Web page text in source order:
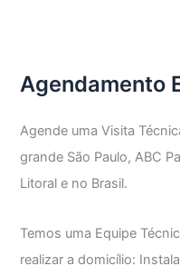
Mazzei
Agendamento
Agende uma Visita
grande São Paulo, ABC
Litoral e no Brasil.
Temos uma Equipe
realizar a domicílio: